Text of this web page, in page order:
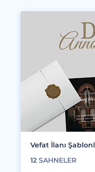
Vefat İlanı
12 SAHNELER